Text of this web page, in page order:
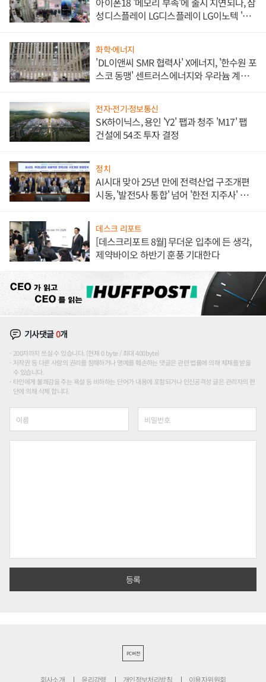
성디스플레이 LG디스플레이 LG이노텍 '탈
화학·에너지
'DL이앤씨 SMR 협력사' X에너지, '한수원 포
스코 동맹' 센트러스에너지와 우라늄 계약
전자·전기·정보통신
SK하이닉스, 용인 'Y2' 팹과 청주 'M17' 팹
건설에 54조 투자 결정
정치
AI시대 맞아 25년 만에 전력산업 구조개편
시동, '발전5사 통합' 넘어 '한전 지주사' 재편
데스크 리포트
[데스크리포트 8월] 무더운 입추에 든 생각,
제약바이오 하반기 훈풍 기대한다
기사댓글0개
200자까지 쓰실 수 있습니다. (현재 0 byte / 최대 400byte)
저작권 등 다른 사람의 권리를 침해하거나 명예를 훼손하는 댓글은 관련 법률에 의해 제재를 받을
수 있습니다.
타인에게 불쾌감을 주는 욕설 등 비하하는 단어가 내용에 포함되거나 인신공격성 글은 관리자의 판
단에 의해 삭제 합니다.
PC버전
회사소개 윤리강령 개인정보처리방침 이용자위원회